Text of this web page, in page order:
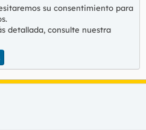
su consentimiento para
detallada, consulte nuestra